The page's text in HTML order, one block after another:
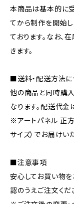
本商品は基本的に
てから制作を開始
ております。なお
きます。
■送料・配送方法に
他の商品と同時購
なります。配送代金
※アートパネル 正
サイズ）でお届けい
■注意事項
安心してお買い物
認のうえご注文くだ